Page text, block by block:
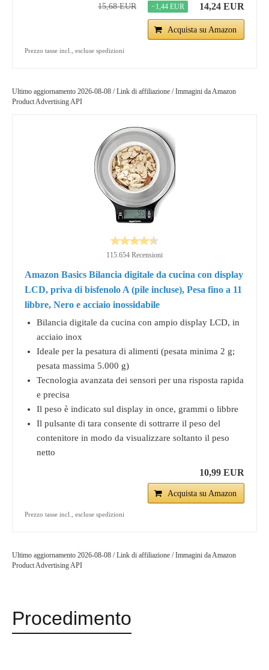
15,68 EUR −1,44 EUR 14,24 EUR
Acquista su Amazon
Prezzo tasse incl., escluse spedizioni
Ultimo aggiornamento 2026-08-08 / Link di affiliazione / Immagini da Amazon
Product Advertising API
115.654 Recensioni
Amazon Basics Bilancia digitale da cucina con display
LCD, priva di bisfenolo A (pile incluse), Pesa fino a 11
libbre, Nero e acciaio inossidabile
Bilancia digitale da cucina con ampio display LCD, in
acciaio inox
Ideale per la pesatura di alimenti (pesata minima 2 g;
pesata massima 5.000 g)
Tecnologia avanzata dei sensori per una risposta rapida
e precisa
Il peso è indicato sul display in once, grammi o libbre
Il pulsante di tara consente di sottrarre il peso del
contenitore in modo da visualizzare soltanto il peso
netto
10,99 EUR
Acquista su Amazon
Prezzo tasse incl., escluse spedizioni
Ultimo aggiornamento 2026-08-08 / Link di affiliazione / Immagini da Amazon
Product Advertising API
Procedimento